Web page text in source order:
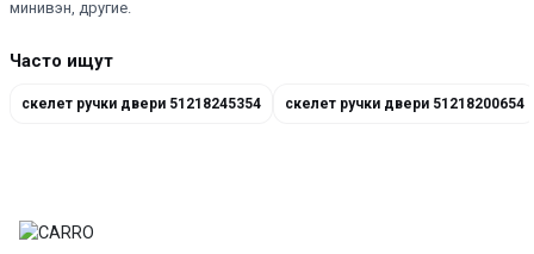
минивэн, другие.
Часто ищут
скелет ручки двери 51218245354 скелет ручки двери 51218200654